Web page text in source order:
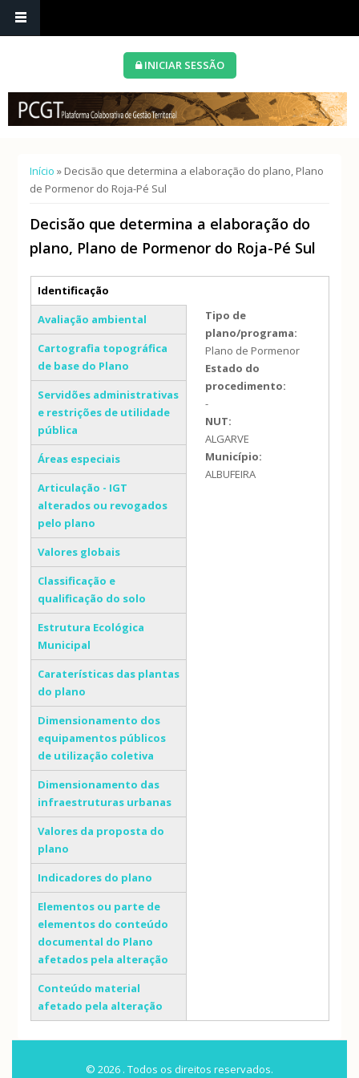
INICIAR SESSÃO
Está aqui
Início » Decisão que determina a elaboração do plano, Plano
de Pormenor do Roja-Pé Sul
Decisão que determina a elaboração do
plano, Plano de Pormenor do Roja-Pé Sul
Separadores verticais
Identificação
(separador ativo)
Avaliação ambiental
Cartografia topográfica
de base do Plano
Servidões administrativas
e restrições de utilidade
pública
Áreas especiais
Articulação - IGT
alterados ou revogados
pelo plano
Valores globais
Classificação e
qualificação do solo
Estrutura Ecológica
Municipal
Caraterísticas das plantas
do plano
Dimensionamento dos
equipamentos públicos
de utilização coletiva
Dimensionamento das
infraestruturas urbanas
Valores da proposta do
plano
Indicadores do plano
Elementos ou parte de
elementos do conteúdo
documental do Plano
afetados pela alteração
Conteúdo material
afetado pela alteração
Tipo de
plano/programa:
Plano de Pormenor
Estado do
procedimento:
-
NUT:
ALGARVE
Município:
ALBUFEIRA
© 2026 . Todos os direitos reservados.